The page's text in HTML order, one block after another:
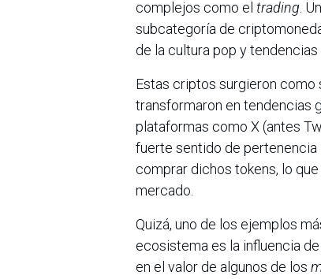
complejos como el trading.
subcategoría de
de la cultura pop y tendencias
Estas criptos surgieron
transformaron en tendencias
plataformas como X (antes
fuerte sentido de
comprar dichos tokens, lo
mercado.
Quizá, uno de los ejemplos
ecosistema es la influencia
en el valor de algunos de los